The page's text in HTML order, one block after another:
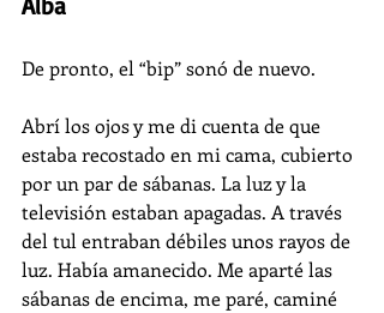
De pronto, el “bip” sonó de nuevo.
Abrí los ojos y me di cuenta de que
estaba recostado en mi cama, cubierto
por un par de sábanas. La luz y la
televisión estaban apagadas. A través
del tul entraban débiles unos rayos de
luz. Había amanecido. Me aparté las
sábanas de encima, me paré, caminé